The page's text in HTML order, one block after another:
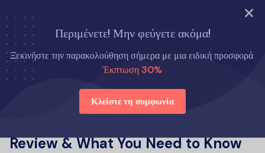
ΔΟΚΙΜΑΣΤΕ ΤΩΡΑ
Περιμένετε! Μην φεύγετε ακόμα!
Ξεκινήστε την παρακολούθηση σήμερα με μια ειδική προσφορά
Έκπτωση 30%
Κλείστε τη συμφωνία
Αρχική σελίδα
Eyezy Εναλλακτικές λύσεις
Is Snoopza Legit? Full Snoopza Review & What You Need to
Know
Review & What You Need to Know